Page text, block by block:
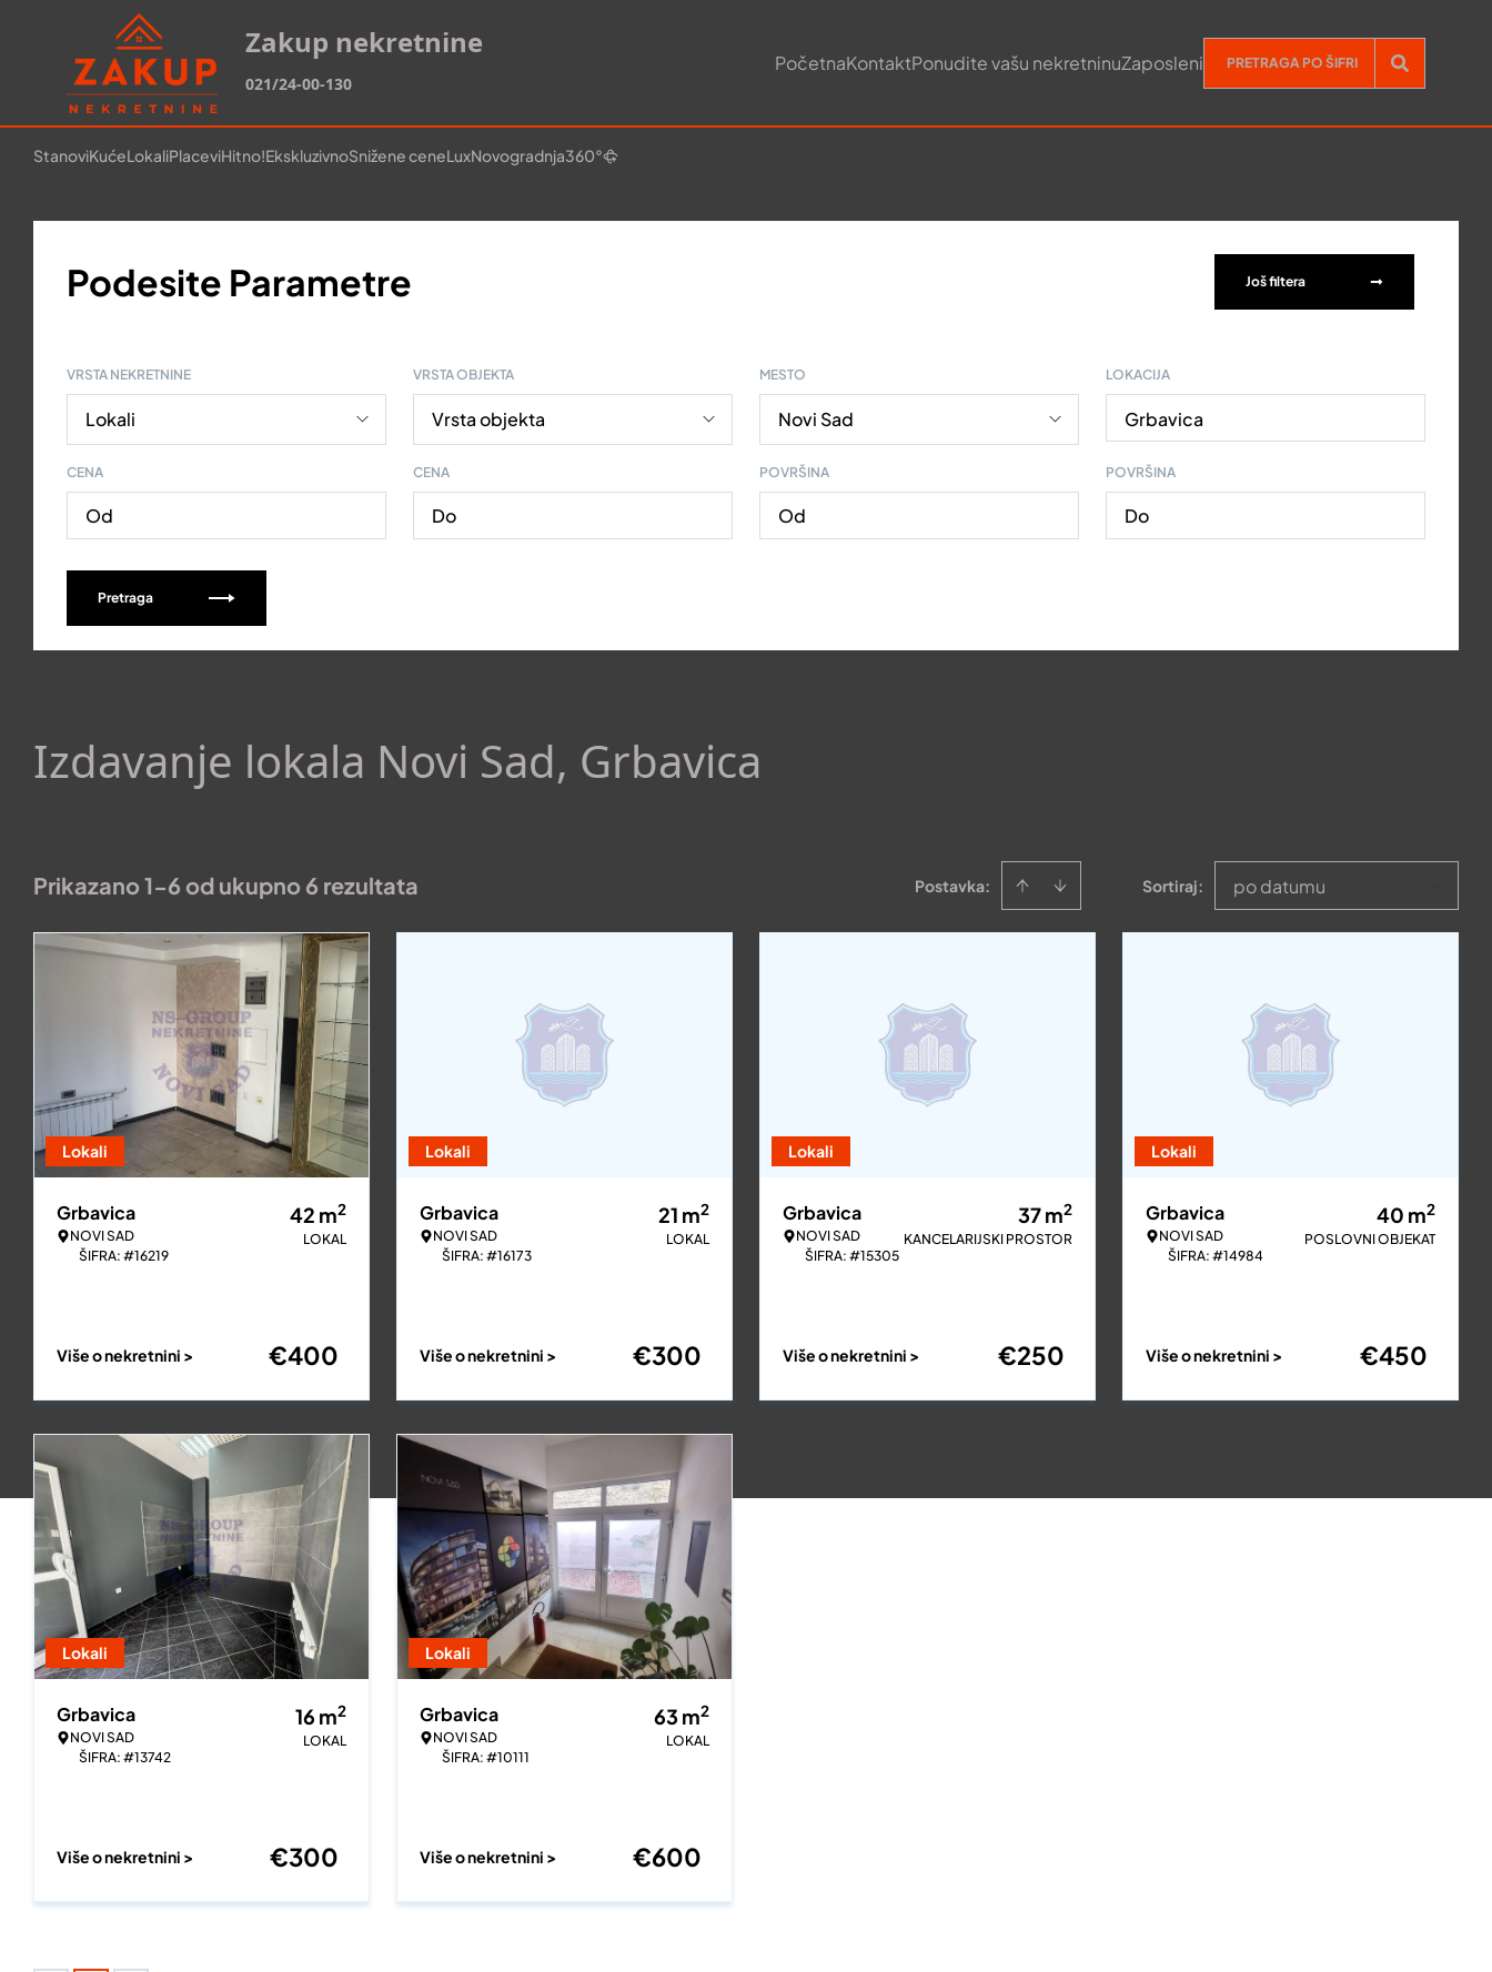
Zakup nekretnine
021/24-00-130
PočetnaKontaktPonudite vašu nekretninuZaposleni
StanoviKućeLokaliPlaceviHitno!EkskluzivnoSnižene ceneLuxNovogradnja360°
Podesite Parametre Još filtera
VRSTA NEKRETNINE VRSTA OBJEKTA MESTO LOKACIJA
Grbavica
CENA CENA POVRŠINA POVRŠINA
Pretraga
Izdavanje lokala Novi Sad, Grbavica
Prikazano 1-6 od ukupno 6 rezultata Postavka: Sortiraj: po datumu
Lokali
Grbavica
NOVI SAD
ŠIFRA: #16219
42 m2
LOKAL
Više o nekretnini > €400
Lokali
Grbavica
NOVI SAD
ŠIFRA: #16173
21 m2
LOKAL
Više o nekretnini > €300
Lokali
Grbavica
NOVI SAD
ŠIFRA: #15305
37m2
KANCELARIJSKI PROSTOR
Više o nekretnini > €250
Lokali
Grbavica
NOVI SAD
ŠIFRA: #14984
40 m2
POSLOVNI OBJEKAT
Više o nekretnini > €450
Lokali
Grbavica
NOVI SAD
ŠIFRA: #13742
16 m2
LOKAL
Više o nekretnini > €300
Lokali
Grbavica
NOVI SAD
ŠIFRA: #10111
63 m2
LOKAL
Više o nekretnini > €600